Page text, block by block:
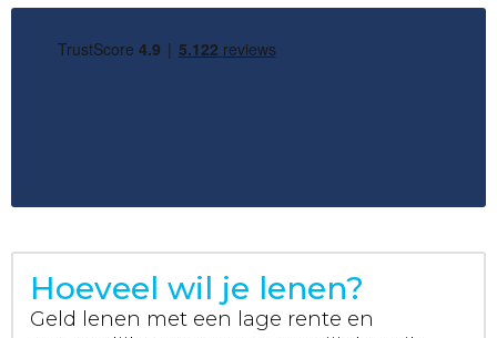
Hoeveel wil je lenen?
Geld lenen met een lage rente en